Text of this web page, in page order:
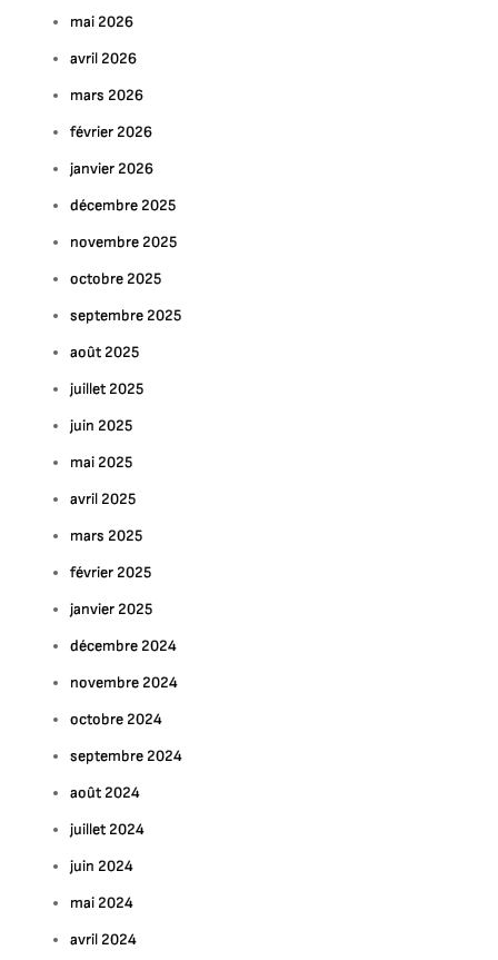
mai 2026
avril 2026
mars 2026
février 2026
janvier 2026
décembre 2025
novembre 2025
octobre 2025
septembre 2025
août 2025
juillet 2025
juin 2025
mai 2025
avril 2025
mars 2025
février 2025
janvier 2025
décembre 2024
novembre 2024
octobre 2024
septembre 2024
août 2024
juillet 2024
juin 2024
mai 2024
avril 2024